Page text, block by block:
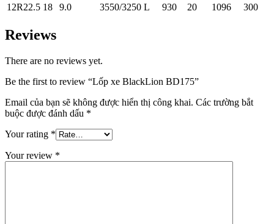
12R22.5 18 9.0 3550/3250 L 930 20 1096 300
Reviews
There are no reviews yet.
Be the first to review “Lốp xe BlackLion BD175”
Email của bạn sẽ không được hiển thị công khai. Các trường bắt
buộc được đánh dấu *
Your rating *
Your review *